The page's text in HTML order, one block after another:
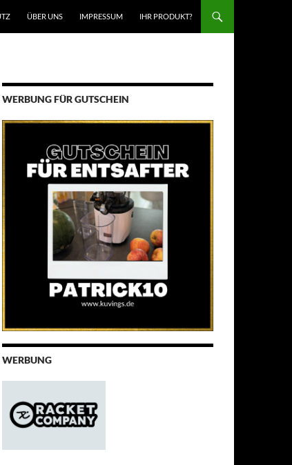
ÜBER UNS IMPRESSUM IHR PRODUKT?
WERBUNG FÜR GUTSCHEIN
WERBUNG